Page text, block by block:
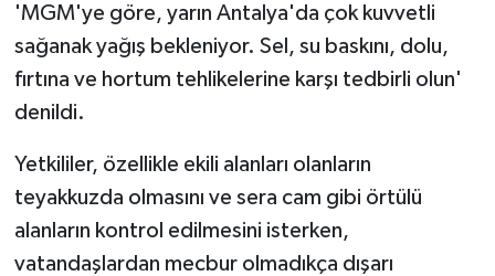
'MGM'ye göre, yarın Antalya'da çok kuvvetli
sağanak yağış bekleniyor. Sel, su baskını, dolu,
fırtına ve hortum tehlikelerine karşı tedbirli olun'
denildi.
Yetkililer, özellikle ekili alanları olanların
teyakkuzda olmasını ve sera cam gibi örtülü
alanların kontrol edilmesini isterken,
vatandaşlardan mecbur olmadıkça dışarı